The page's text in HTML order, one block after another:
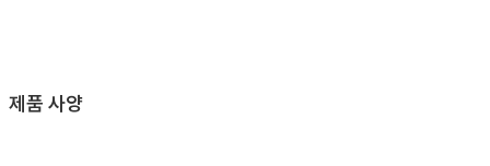
제품 사양